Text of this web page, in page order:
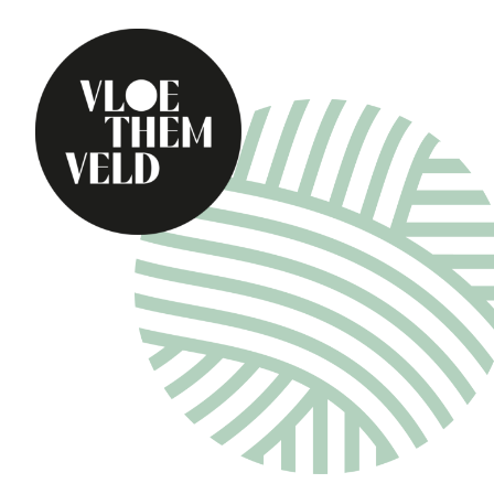
Home Te doen
Alle activiteiten
Gidsbeurten
Routes
Kunst in